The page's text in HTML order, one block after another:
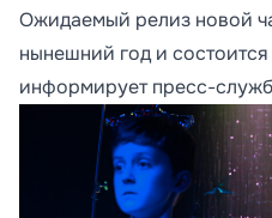
Ожидаемый релиз новой
нынешний год и
информирует пресс-